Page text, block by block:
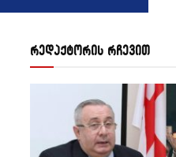
რედაქტორის რჩევით